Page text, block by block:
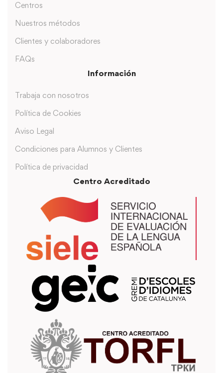
Centros
Nuestros métodos
Clientes y colaboradores
FAQs
Información
Trabaja con nosotros
Política de Cookies
Aviso Legal
Condiciones para Alumnos y Clientes
Política de privacidad
Centro Acreditado